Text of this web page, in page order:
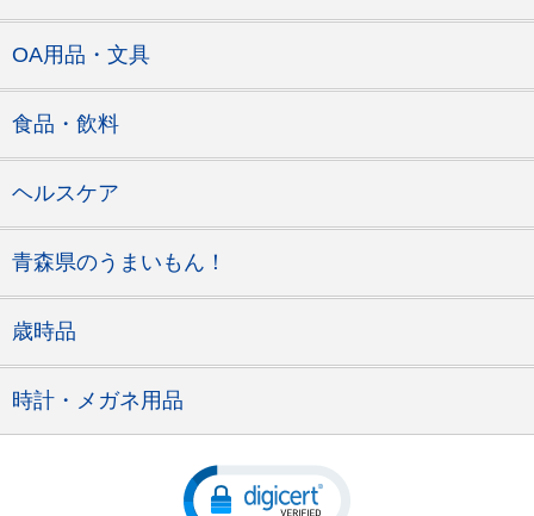
OA用品・文具
食品・飲料
ヘルスケア
青森県のうまいもん！
歳時品
時計・メガネ用品